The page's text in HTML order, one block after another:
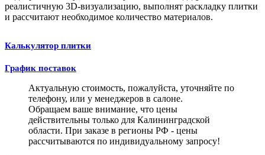
реалистичную 3D-визуализацию, выполнят раскладку плитки
и рассчитают необходимое количество материалов.
Калькулятор плитки
График поставок
Актуальную стоимость, пожалуйста, уточняйте по
телефону, или у менеджеров в салоне.
Обращаем ваше внимание, что цены
действительны только для Калининградской
области. При заказе в регионы РФ - цены
рассчитываются по индивидуальному запросу!